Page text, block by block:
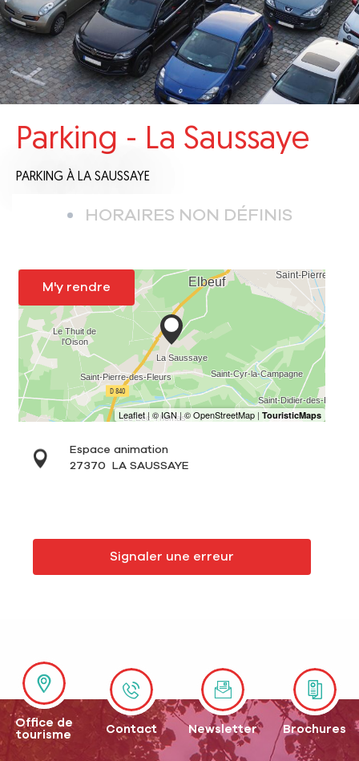
Parking - La Saussaye
PARKING À LA SAUSSAYE
HORAIRES NON DÉFINIS
M'y rendre
Espace animation
27370
LA SAUSSAYE
Signaler une erreur
Office de
tourisme
Contact Newsletter Brochures